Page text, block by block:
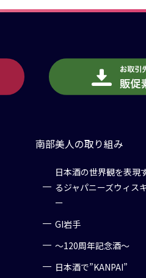
南部美人の取り組み
日本酒の世界観を表現
るジャパニーズウィス
ー
GI岩手
～120周年記念酒～
日本酒で”KANPAI”